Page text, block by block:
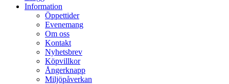
Information
Öppettider
Evenemang
Om oss
Kontakt
Nyhetsbrev
Köpvillkor
Ångerknapp
Miljöpåverkan